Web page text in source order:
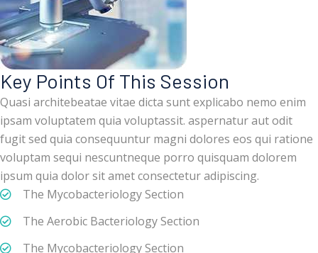
Key Points Of This Session
Quasi architebeatae vitae dicta sunt explicabo nemo enim
ipsam voluptatem quia voluptassit. aspernatur aut odit
fugit sed quia consequuntur magni dolores eos qui ratione
voluptam sequi nescuntneque porro quisquam dolorem
ipsum quia dolor sit amet consectetur adipiscing.
The Mycobacteriology Section
The Aerobic Bacteriology Section
The Mycobacteriology Section